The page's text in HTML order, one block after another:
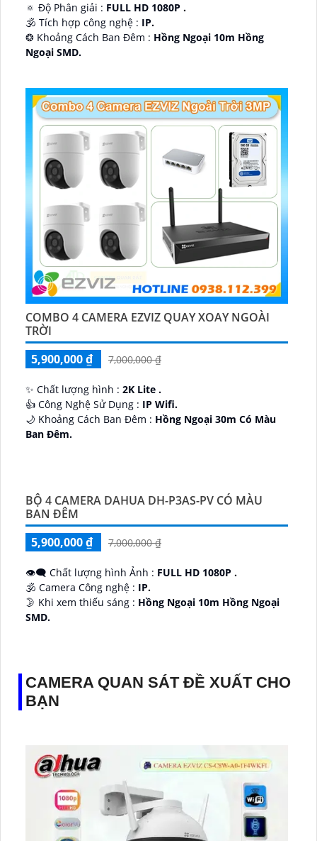
🔅 Độ Phân giải : FULL HD 1080P .
🕉️ Tích hợp công nghệ : IP.
❂ Khoảng Cách Ban Đêm : Hồng Ngoại 10m Hồng
Ngoại SMD.
COMBO 4 CAMERA EZVIZ QUAY XOAY NGOÀI
TRỜI
5,900,000 ₫
7,000,000 ₫
✨ Chất lượng hình : 2K Lite .
👍 Công Nghệ Sử Dụng : IP Wifi.
🌙 Khoảng Cách Ban Đêm : Hồng Ngoại 30m Có Màu
Ban Ðêm.
BỘ 4 CAMERA DAHUA DH-P3AS-PV CÓ MÀU
BAN ĐÊM
5,900,000 ₫
7,000,000 ₫
👁️‍🗨 Chất lượng hình Ảnh : FULL HD 1080P .
🕉️ Camera Công nghệ : IP.
🌛 Khi xem thiếu sáng : Hồng Ngoại 10m Hồng Ngoại
SMD.
CAMERA QUAN SÁT ĐỀ XUẤT CHO
BẠN